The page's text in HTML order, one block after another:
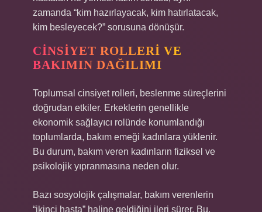
zamanda “kim hazırlayacak, kim hatırlatacak,
kim besleyecek?” sorusuna dönüşür.
CINSIYET ROLLERI VE
BAKIMIN DAĞILIMI
Toplumsal cinsiyet rolleri, beslenme süreçlerini
doğrudan etkiler. Erkeklerin genellikle
ekonomik sağlayıcı rolünde konumlandığı
toplumlarda, bakım emeği kadınlara yüklenir.
Bu durum, bakım veren kadınların fiziksel ve
psikolojik yıpranmasına neden olur.
Bazı sosyolojik çalışmalar, bakım verenlerin
“ikinci hasta” haline geldiğini ileri sürer. Bu,